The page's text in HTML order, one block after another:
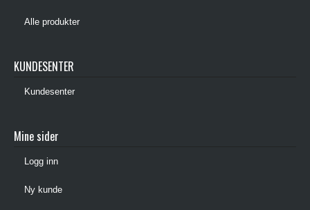
Alle produkter
KUNDESENTER
Kundesenter
Mine sider
Logg inn
Ny kunde